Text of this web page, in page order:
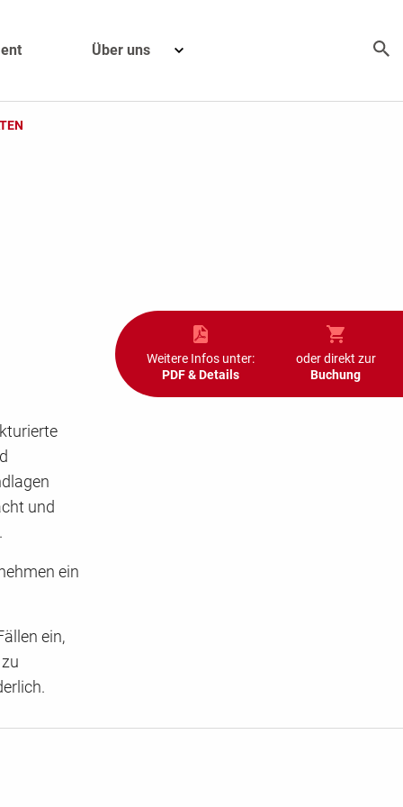
Über uns
Weitere Infos unter:
PDF & Details
oder direkt zur
Buchung
und
ein
ein,